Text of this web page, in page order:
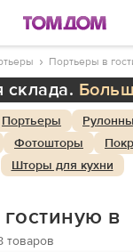
Портьеры в
склада.
Портьеры
Фотошторы
Шторы для кухни
в
товаров